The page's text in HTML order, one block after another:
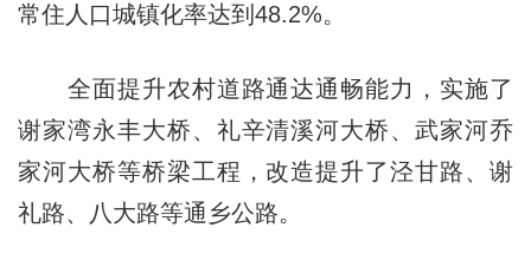
常住人口城镇化率达到48.2%。
全面提升农村道路通达通畅能力，实施了
谢家湾永丰大桥、礼辛清溪河大桥、武家河乔
家河大桥等桥梁工程，改造提升了泾甘路、谢
礼路、八大路等通乡公路。